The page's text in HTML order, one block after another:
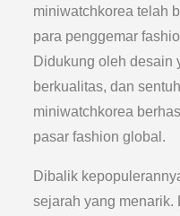
miniwatchkorea telah
para penggemar
Didukung oleh desain
berkualitas, dan
miniwatchkorea
pasar fashion global.
Dibalik
sejarah yang menarik.